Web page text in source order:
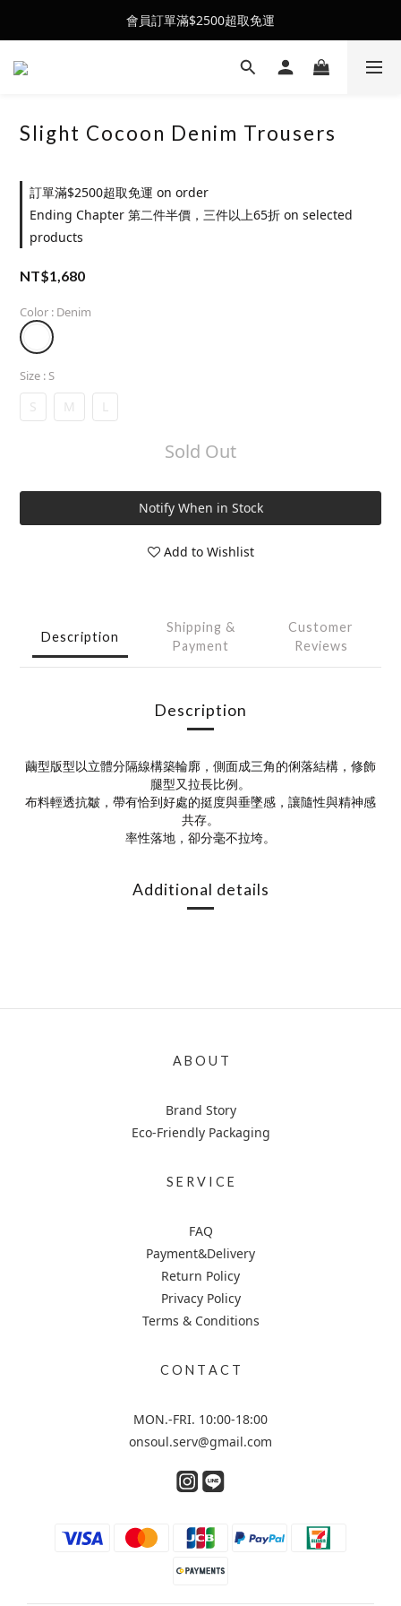
會員訂單滿$2500超取免運
會員訂單滿$2500超取免運
26SS' 夏季新品全新上架
Slight Cocoon Denim Trousers
訂單滿$2500超取免運 on order
Ending Chapter 第二件半價，三件以上65折 on selected
products
NT$1,680
Color : Denim
Size : S
S M L
Sold Out
Notify When in Stock
Add to Wishlist
Description
Shipping &
Payment
Customer
Reviews
Description
繭型版型以立體分隔線構築輪廓，側面成三角的俐落結構，修飾
腿型又拉長比例。
布料輕透抗皺，帶有恰到好處的挺度與垂墜感，讓隨性與精神感
共存。
率性落地，卻分毫不拉垮。
Additional details
A B O U T
Brand Story
Eco-Friendly Packaging
S E R V I C E
FAQ
Payment&Delivery
Return Policy
Privacy Policy
Terms & Conditions
C O N T A C T
MON.-FRI. 10:00-18:00
onsoul.serv@gmail.com